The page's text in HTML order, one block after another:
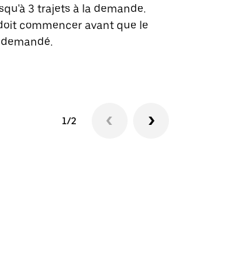
3 trajets à la demande.
commencer avant que le
1/2